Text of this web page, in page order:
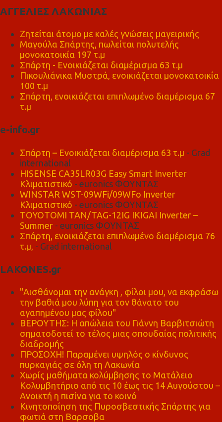
ΑΓΓΕΛΙΕΣ ΛΑΚΩΝΙΑΣ
Ζητείται άτομο με καλές γνώσεις μαγειρικής
Μαγούλα Σπάρτης, πωλείται πολυτελής
μονοκατοικία 197 τ.μ
Σπάρτη - Ενοικιάζεται διαμέρισμα 63 τ.μ
Πικουλιάνικα Μυστρά, ενοικιάζεται μονοκατοικία
100 τ.μ
Σπάρτη, ενοικιάζεται επιπλωμένο διαμέρισμα 67
τ.μ
e-info.gr
Σπάρτη – Ενοικιάζεται διαμέρισμα 63 τ.μ - Grad
international
HISENSE CA35LR03G Easy Smart Inverter
Κλιματιστικό - euronics ΦΟΥΝΤΑΣ
WINSTAR WST-09WFi/09WFo Inverter
Κλιματιστικό - euronics ΦΟΥΝΤΑΣ
TOYOTOMI TAN/TAG-12IG IKIGAI Inverter –
Summer - euronics ΦΟΥΝΤΑΣ
Σπάρτη, ενοικιάζεται επιπλωμένο διαμέρισμα 76
τ.μ, - Grad international
LAKONES.gr
"Αισθάνομαι την ανάγκη , φίλοι μου, να εκφράσω
την βαθιά μου λύπη για τον θάνατο του
αγαπημένου μας φίλου"
ΒΕΡΟΥΤΗΣ: Η απώλεια του Γιάννη Βαρβιτσιώτη
σηματοδοτεί το τέλος μιας σπουδαίας πολιτικής
διαδρομής
ΠΡΟΣΟΧΗ! Παραμένει υψηλός ο κίνδυνος
πυρκαγιάς σε όλη τη Λακωνία
Χωρίς μαθήματα κολύμβησης το Ματάλειο
Κολυμβητήριο από τις 10 έως τις 14 Αυγούστου –
Ανοικτή η πισίνα για το κοινό
Κινητοποίηση της Πυροσβεστικής Σπάρτης για
φωτιά στη Βαρσοβα